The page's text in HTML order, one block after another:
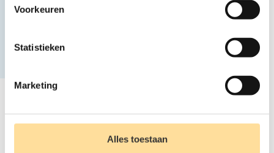
Voorkeuren
Statistieken
Marketing
Alles toestaan